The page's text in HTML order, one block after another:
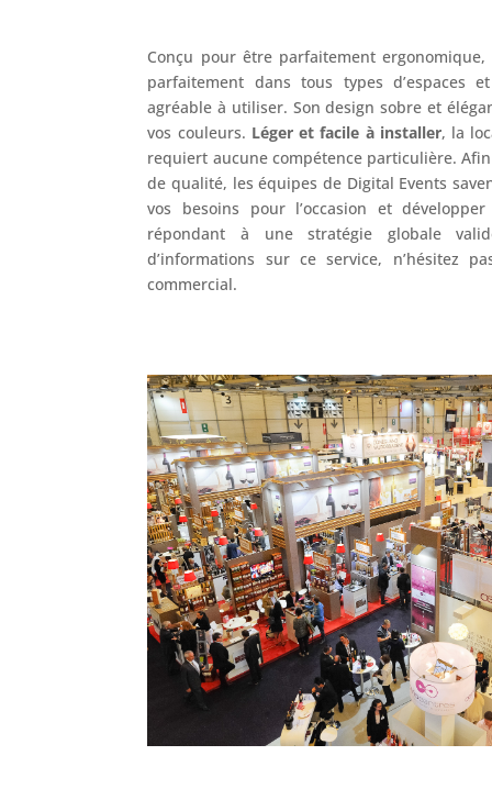
Conçu pour être parfaitement
parfaitement dans tous types d’espaces
agréable à utiliser. Son design sobre et
vos couleurs. Léger et facile à installer, la
requiert aucune compétence particulière.
de qualité, les équipes de Digital Events
vos besoins pour l’occasion et
répondant à une stratégie globale
d’informations sur ce service, n’hésitez
commercial.